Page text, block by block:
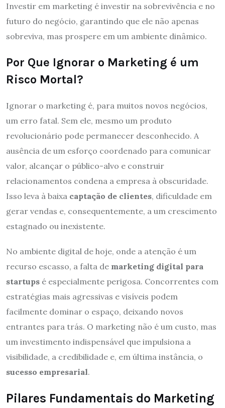
Investir em marketing é investir na sobrevivência e no
futuro do negócio, garantindo que ele não apenas
sobreviva, mas prospere em um ambiente dinâmico.
Por Que Ignorar o Marketing é um
Risco Mortal?
Ignorar o marketing é, para muitos novos negócios,
um erro fatal. Sem ele, mesmo um produto
revolucionário pode permanecer desconhecido. A
ausência de um esforço coordenado para comunicar
valor, alcançar o público-alvo e construir
relacionamentos condena a empresa à obscuridade.
Isso leva à baixa captação de clientes, dificuldade em
gerar vendas e, consequentemente, a um crescimento
estagnado ou inexistente.
No ambiente digital de hoje, onde a atenção é um
recurso escasso, a falta de marketing digital para
startups é especialmente perigosa. Concorrentes com
estratégias mais agressivas e visíveis podem
facilmente dominar o espaço, deixando novos
entrantes para trás. O marketing não é um custo, mas
um investimento indispensável que impulsiona a
visibilidade, a credibilidade e, em última instância, o
sucesso empresarial.
Pilares Fundamentais do Marketing